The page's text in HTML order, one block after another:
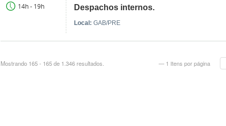
14h - 19h Despachos internos.
Local:GAB/PRE
— 1 Itens por página
Mostrando 165 - 165 de 1.346 resultados.